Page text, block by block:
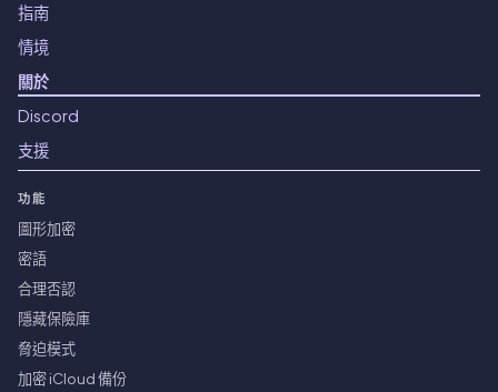
指南
情境
關於
Discord
支援
功能
圖形加密
密語
合理否認
隱藏保險庫
脅迫模式
加密 iCloud 備份